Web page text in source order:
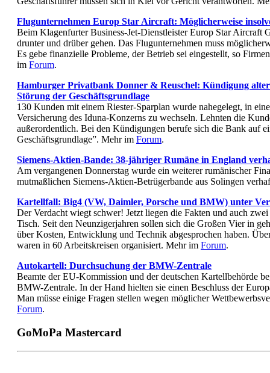
Flugunternehmen Europ Star Aircraft: Möglicherweise
Beim Klagenfurter Business-Jet-Dienstleister Europ Star Aircraft
drunter und drüber gehen. Das Flugunternehmen muss
Es gebe finanzielle Probleme, der Betrieb sei eingestellt, so
im Forum.
Hamburger Privatbank Donner & Reuschel: Kündigung
Störung der Geschäftsgrundlage
130 Kunden mit einem Riester-Sparplan wurde nahegelegt, in
Versicherung des Iduna-Konzerns zu wechseln. Lehnten die
außerordentlich. Bei den Kündigungen berufe sich die Bank auf
Geschäftsgrundlage”. Mehr im Forum.
Siemens-Aktien-Bande: 38-jähriger Rumäne in England
Am vergangenen Donnerstag wurde ein weiterer rumänischer
mutmaßlichen Siemens-Aktien-Betrügerbande aus Solingen
Kartellfall: Big4 (VW, Daimler, Porsche und BMW) unter
Der Verdacht wiegt schwer! Jetzt liegen die Fakten und auch
Tisch. Seit den Neunzigerjahren sollen sich die Großen Vier in
über Kosten, Entwicklung und Technik abgesprochen haben.
waren in 60 Arbeitskreisen organisiert. Mehr im Forum.
Autokartell: Durchsuchung der BMW-Zentrale
Beamte der EU-Kommission und der deutschen Kartellbehörde
BMW-Zentrale. In der Hand hielten sie einen Beschluss der
Man müsse einige Fragen stellen wegen möglicher
Forum.
GoMoPa Mastercard